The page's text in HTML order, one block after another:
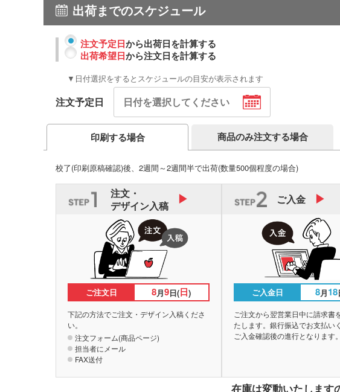
出荷までのスケジュール
注文予定日から出荷日を計算する
出荷希望日から注文日を計算する
▼日付選択をするとスケジュールの目安が表示されます
注文予定日
印刷する場合 商品のみ注文する場合
校了(印刷原稿確認)後、2週間～2週間半で出荷(数量500個程度の場合)
注文・
デザイン入稿
ご注文日 8月9日(日)
下記の方法でご注文・デザイン入稿くださ
い。
注文フォーム(商品ページ)
担当者にメール
FAX送付
ご入金
ご入金日 8月18
ご注文から翌営業日中に請求書
たします。銀行振込でお支払い
ご入金確認後の進行となります。
在庫は変動いたします